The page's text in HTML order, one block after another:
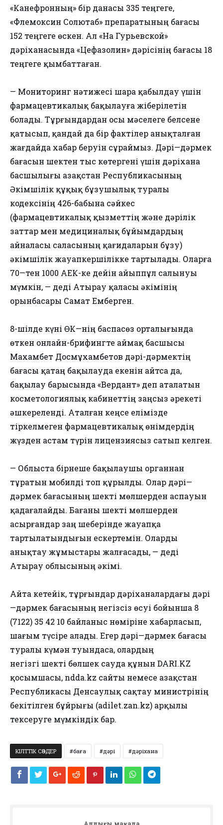
«Канефронның» бір данасы 335 теңгеге,
«Флемоксин Солютаб» препаратының бағасы
152 теңгеге өскен. Ал «На Гурьевской»
дәріханасында «Цефазолин» дәрісінің бағасы 18
теңгеге қымбаттаған.
— Мониторинг нәтижесі шара қабылдау үшін
фармацевтикалық бақылауға жіберілетін
болады. Тұрғындардан осы мәселеге белсене
қатысып, қандай да бір фактілер анықталған
жағдайда хабар беруін сұраймыз. Дәрі—дәрмек
бағасын шектен тыс көтергені үшін дәріхана
басшылығы Қазақстан Республикасының
Әкімшілік құқық бұзушылық туралы
кодексінің 426-бабына сәйкес
(фармацевтикалық қызметтің және дәрілік
заттар мен медициналық бұйымдардың
айналасы саласының қағидаларын бұзу)
әкімшілік жауапкершілікке тартылады. Оларға
70—тен 1000 АЕК-ке дейін айыппұл салынуы
мүмкін, — деді Атырау қаласы әкімінің
орынбасары Самат Емберген.
8-шілде күні ӨКҚ—нің баспасөз орталығында
өткен онлайн-брифингте аймақ басшысы
Махамбет Досмұхамбетов дәрі-дәрмектің
бағасы қатаң бақылауда екенін айтса да,
бақылау барысында «Вердант» деп аталатын
косметологиялық кабинеттің заңсыз әрекеті
әшкереленді. Аталған кеңсе елімізде
тіркелмеген фармацевтикалық өнімдердің
жүзден астам түрін лицензиясыз сатып келген.
— Облыста бірнеше бақылаушы органнан
тұратын мобилді топ құрылды. Олар дәрі—
дәрмек бағасының шекті мөлшерден аспауын
қадағалайды. Бағаны шекті мөлшерден
асырғандар заң шеберінде жауапқа
тартылатындығын ескертемін. Оларды
анықтау жұмыстары жалғасады, — деді
Атырау облысының әкімі.
Айта кетейік, тұрғындар дәріханалардағы дәрі
—дәрмек бағасының негізсіз өсуі бойынша 8
(7122) 35 42 10 байланыс нөміріне хабарласып,
шағым түсіре алады. Егер дәрі—дәрмек бағасы
туралы күмән туындаса, олардың
негізгі шекті бөлшек сауда құнын DARI.KZ
қосымшасы, ndda.kz сайты немесе Қазақстан
Республикасы Денсаулық сақтау министрінің
бекітілген бұйрығы (adilet.zan.kz) арқылы
тексеруге мүмкіндік бар.
КІЛТТІК СӨЗДЕР баға дәрі дәріхана